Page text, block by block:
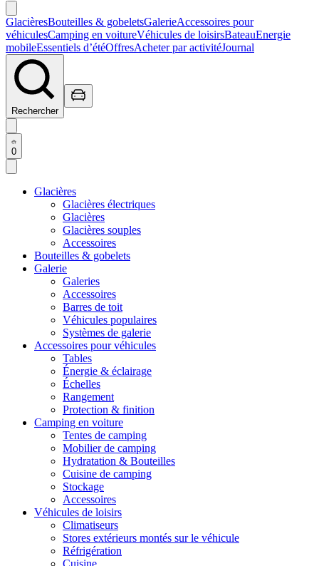
GlacièresBouteilles & gobeletsGalerieAccessoires pour
véhiculesCamping en voitureVéhicules de loisirsBateauEnergie
mobileEssentiels d’étéOffresAcheter par activitéJournal
Rechercher
0
Glacières
Glacières électriques
Glacières
Glacières souples
Accessoires
Bouteilles & gobelets
Galerie
Galeries
Accessoires
Barres de toit
Véhicules populaires
Systèmes de galerie
Accessoires pour véhicules
Tables
Énergie & éclairage
Échelles
Rangement
Protection & finition
Camping en voiture
Tentes de camping
Mobilier de camping
Hydratation & Bouteilles
Cuisine de camping
Stockage
Accessoires
Véhicules de loisirs
Climatiseurs
Stores extérieurs montés sur le véhicule
Réfrigération